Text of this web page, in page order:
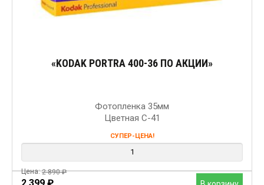
«KODAK PORTRA 400-36 ПО АКЦИИ»
Фотопленка 35мм
Цветная C-41
СУПЕР-ЦЕНА!
Цена: 2 890₽
Первоначальная цена составляла 2 890 ₽.
Текущая цена: 2 399 ₽.